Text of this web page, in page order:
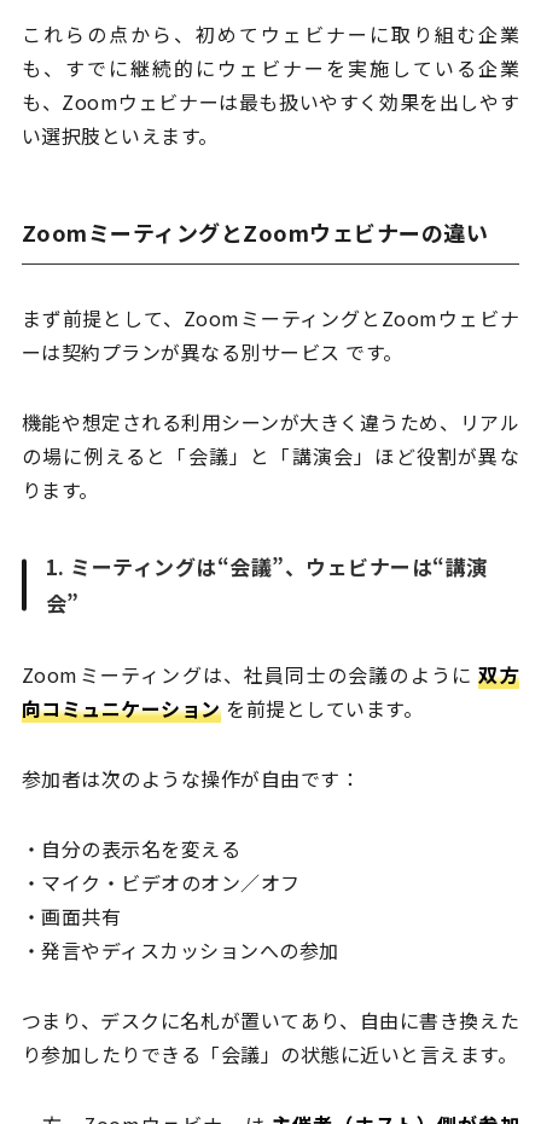
これらの点から、初めてウェビナーに取り組む企業
も、すでに継続的にウェビナーを実施している企業
も、Zoomウェビナーは最も扱いやすく効果を出しやす
い選択肢といえます。
ZoomミーティングとZoomウェビナーの違い
まず前提として、ZoomミーティングとZoomウェビナ
ーは契約プランが異なる別サービス です。
機能や想定される利用シーンが大きく違うため、リアル
の場に例えると「会議」と「講演会」ほど役割が異な
ります。
1. ミーティングは“会議”、ウェビナーは“講演
会”
Zoomミーティングは、社員同士の会議のように双方
向コミュニケーションを前提としています。
参加者は次のような操作が自由です：
・自分の表示名を変える
・マイク・ビデオのオン／オフ
・画面共有
・発言やディスカッションへの参加
つまり、デスクに名札が置いてあり、自由に書き換えた
り参加したりできる「会議」の状態に近いと言えます。